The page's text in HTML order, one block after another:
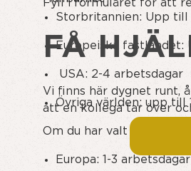
Storbritannien: Upp till
Europeiska fastlandet:
USA: 2-4 arbetsdagar
Övriga världen: upp till
Om du har valt
Europa: 1-3 arbetsdagar
Fyll i formuläret för att
FÅ
Vi finns här dygnet runt,
att en kollega tar över